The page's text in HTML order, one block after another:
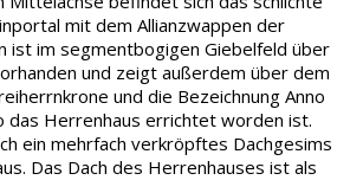
mit dem Allianzwappen der
ist im segmentbogigen Giebelfeld über
und zeigt außerdem über dem
und die Bezeichnung Anno
das Herrenhaus errichtet worden ist.
ein mehrfach verkröpftes Dachgesims
Das Dach des Herrenhauses ist als